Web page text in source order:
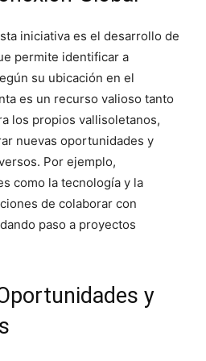
iniciativa es el desarrollo de
permite identificar a
su ubicación en el
es un recurso valioso tanto
los propios vallisoletanos,
nuevas oportunidades y
Por ejemplo,
como la tecnología y la
de colaborar con
paso a proyectos
y